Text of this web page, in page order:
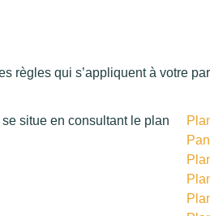
règles qui s’appliquent à votre
situe en consultant le plan